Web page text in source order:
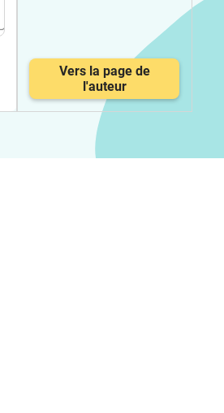
Vers la page de
l'auteur